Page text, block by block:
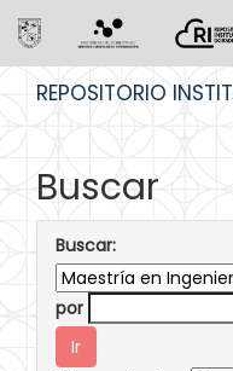
REPOSITORIO
Buscar
Buscar:
por